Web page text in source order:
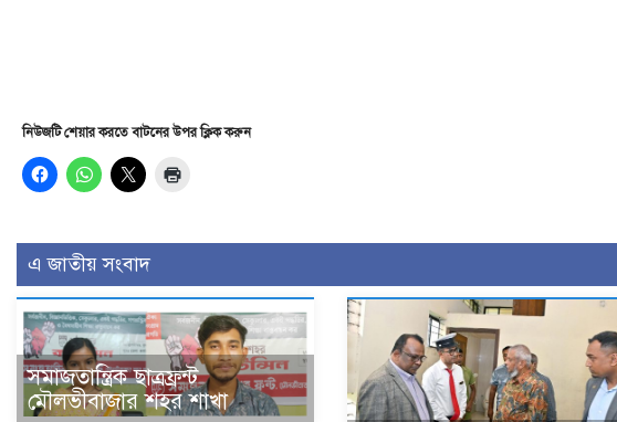
নিউজটি শেয়ার করতে বাটনের উপর ক্লিক করুন
এ জাতীয় সংবাদ
সমাজতান্ত্রিক ছাত্রফ্রন্ট
মৌলভীবাজার শহর শাখা